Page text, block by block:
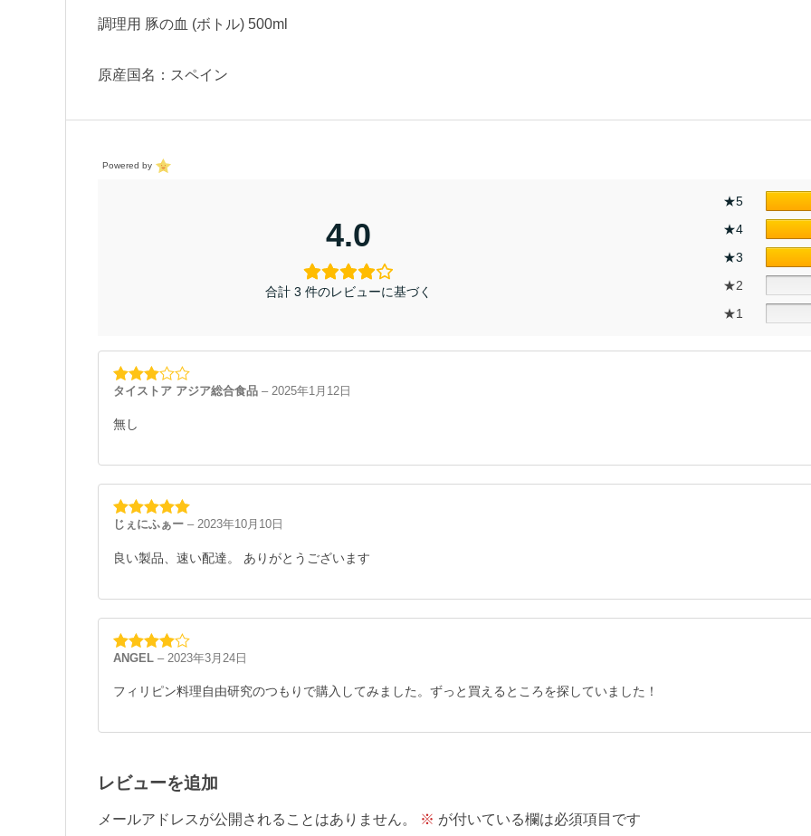
調理用 豚の血 (ボトル) 500ml
原産国名：スペイン
Powered by
4.0
合計 3 件のレビューに基づく
★5
★4
★3
★2
★1
5段階
評価
タイストア アジア総合食品 – 2025年1月12日
無し
5段階中5の
じぇにふぁー – 2023年10月10日
良い製品、速い配達。 ありがとうございます
5段階中4
ANGEL – 2023年3月24日
フィリピン料理自由研究のつもりで購入してみました。ずっと買えるところを探していました！
レビューを追加
メールアドレスが公開されることはありません。 ※ が付いている欄は必須項目です